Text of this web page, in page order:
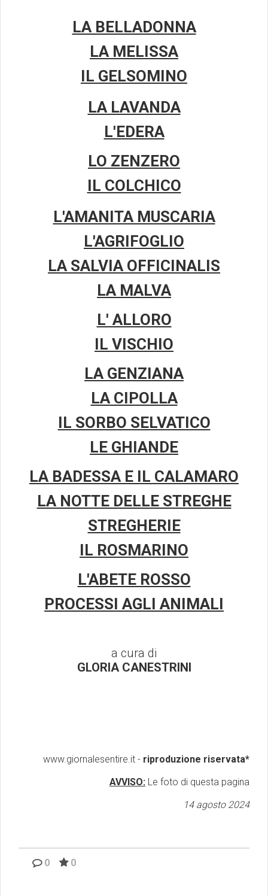
LA BELLADONNA
LA MELISSA
IL GELSOMINO
LA LAVANDA
L'EDERA
LO ZENZERO
IL COLCHICO
L'AMANITA MUSCARIA
L'AGRIFOGLIO
LA SALVIA OFFICINALIS
LA MALVA
L' ALLORO
IL VISCHIO
LA GENZIANA
LA CIPOLLA
IL SORBO SELVATICO
LE GHIANDE
LA BADESSA E IL CALAMARO
LA NOTTE DELLE STREGHE
STREGHERIE
IL ROSMARINO
L'ABETE ROSSO
PROCESSI AGLI ANIMALI
a cura di
GLORIA CANESTRINI
www.giornalesentire.it - riproduzione riservata*
AVVISO: Le foto di questa pagina
14 agosto 2024
0 0